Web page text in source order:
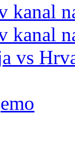
kanal
kanal
vs